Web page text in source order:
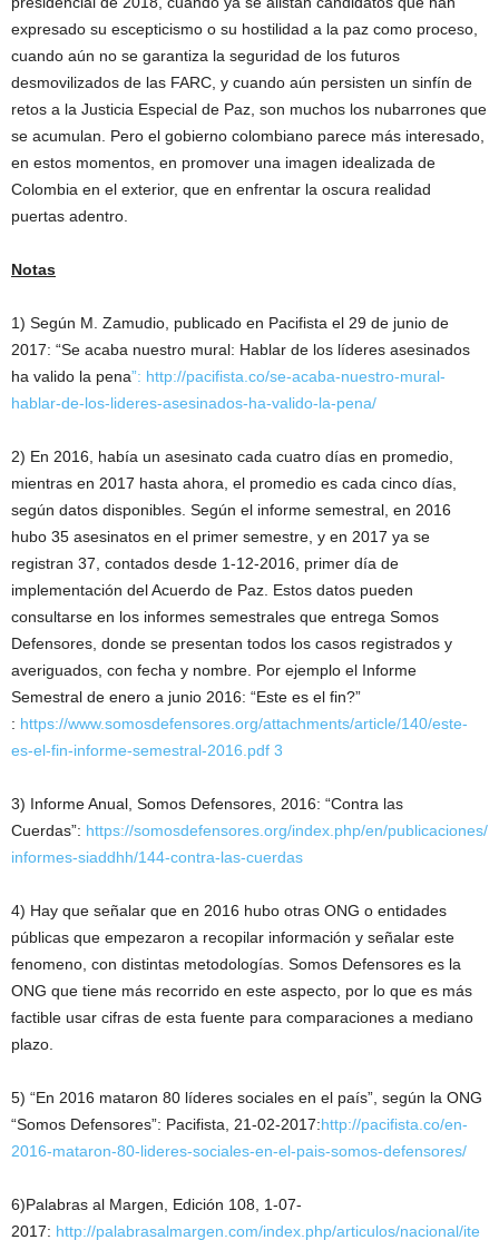
expresado su escepticismo o su hostilidad a la paz como proceso,
cuando aún no se garantiza la seguridad de los futuros
desmovilizados de las FARC, y cuando aún persisten un sinfín de
retos a la Justicia Especial de Paz, son muchos los nubarrones que
se acumulan. Pero el gobierno colombiano parece más interesado,
en estos momentos, en promover una imagen idealizada de
Colombia en el exterior, que en enfrentar la oscura realidad
puertas adentro.
Notas
1) Según M. Zamudio, publicado en Pacifista el 29 de junio de
2017: “Se acaba nuestro mural: Hablar de los líderes asesinados
ha valido la pena”: http://pacifista.co/se-acaba-nuestro-mural-
hablar-de-los-lideres-asesinados-ha-valido-la-pena/
2) En 2016, había un asesinato cada cuatro días en promedio,
mientras en 2017 hasta ahora, el promedio es cada cinco días,
según datos disponibles. Según el informe semestral, en 2016
hubo 35 asesinatos en el primer semestre, y en 2017 ya se
registran 37, contados desde 1-12-2016, primer día de
implementación del Acuerdo de Paz. Estos datos pueden
consultarse en los informes semestrales que entrega Somos
Defensores, donde se presentan todos los casos registrados y
averiguados, con fecha y nombre. Por ejemplo el Informe
Semestral de enero a junio 2016: “Este es el fin?”
: https://www.somosdefensores.org/attachments/article/140/este-
es-el-fin-informe-semestral-2016.pdf 3
3) Informe Anual, Somos Defensores, 2016: “Contra las
Cuerdas”: https://somosdefensores.org/index.php/en/publicaciones/
informes-siaddhh/144-contra-las-cuerdas
4) Hay que señalar que en 2016 hubo otras ONG o entidades
públicas que empezaron a recopilar información y señalar este
fenomeno, con distintas metodologías. Somos Defensores es la
ONG que tiene más recorrido en este aspecto, por lo que es más
factible usar cifras de esta fuente para comparaciones a mediano
plazo.
5) “En 2016 mataron 80 líderes sociales en el país”, según la ONG
“Somos Defensores”: Pacifista, 21-02-2017:http://pacifista.co/en-
2016-mataron-80-lideres-sociales-en-el-pais-somos-defensores/
6)Palabras al Margen, Edición 108, 1-07-
2017: http://palabrasalmargen.com/index.php/articulos/nacional/ite